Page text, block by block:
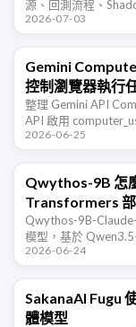
源、回測流程、
者判斷它適合哪些交
2026-07-03
Gemini
控制瀏覽器執行
整理 Gemini API
API 啟用
執行環 …
2026-06-25
Qwythos-9B 怎
Transformers
Qwythos-9B-
模型，基於
推理和 …
2026-06-24
SakanaAI Fugu
體模型